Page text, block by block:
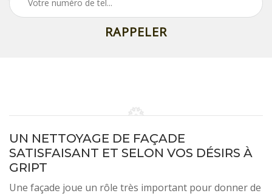
UN NETTOYAGE DE FAÇADE
SATISFAISANT ET SELON VOS DÉSIRS À
GRIPT
Une façade joue un rôle très important pour donner de